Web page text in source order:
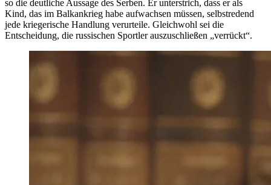
so die deutliche Aussage des Serben. Er unterstrich, dass er als
Kind, das im Balkankrieg habe aufwachsen müssen, selbstredend
jede kriegerische Handlung verurteile. Gleichwohl sei die
Entscheidung, die russischen Sportler auszuschließen „verrückt“.